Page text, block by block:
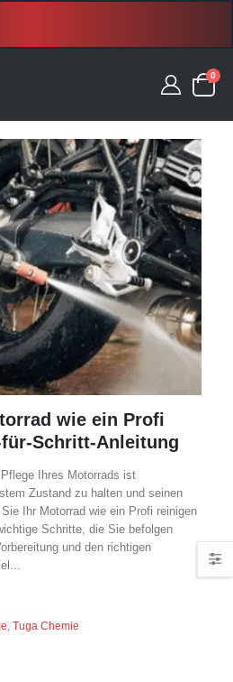
0
wie ein Profi
Schritt-Anleitung
Ihres Motorrads ist
Zustand zu halten und seinen
Ihr Motorrad wie ein Profi reinigen
Schritte, die Sie befolgen
und den richtigen
Tuga Chemie